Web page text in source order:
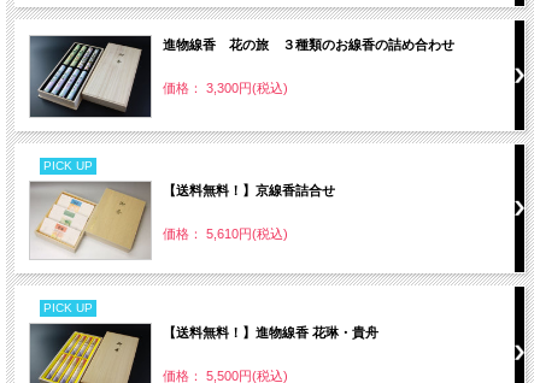
進物線香 花の旅 ３種類のお線香の詰め合わせ
価格： 3,300円(税込)
PICK UP
【送料無料！】京線香詰合せ
価格： 5,610円(税込)
PICK UP
【送料無料！】進物線香 花琳・貴舟
価格： 5,500円(税込)